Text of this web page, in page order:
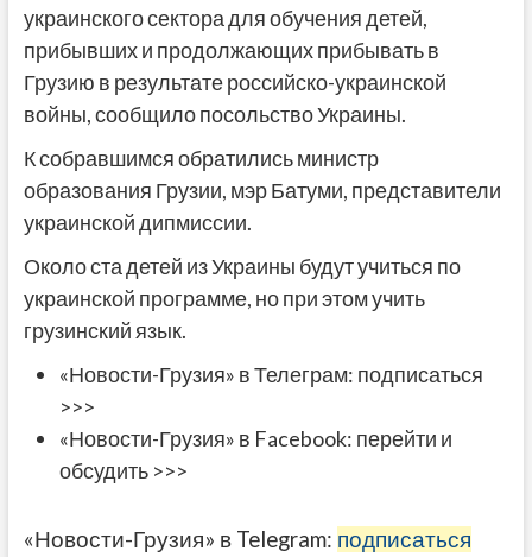
украинского сектора для обучения детей,
прибывших и продолжающих прибывать в
Грузию в результате российско-украинской
войны, сообщило посольство Украины.
К собравшимся обратились министр
образования Грузии, мэр Батуми, представители
украинской дипмиссии.
Около ста детей из Украины будут учиться по
украинской программе, но при этом учить
грузинский язык.
«Новости-Грузия» в Телеграм: подписаться
>>>
«Новости-Грузия» в Facebook: перейти и
обсудить >>>
«Новости-Грузия» в Telegram: подписаться